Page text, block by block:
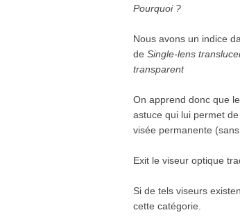
Pourquoi ?
Nous avons un indice
de Single-lens
transparent
On apprend donc que le
astuce qui lui permet
visée permanente
Exit le viseur optique
Si de tels viseurs
cette catégorie.